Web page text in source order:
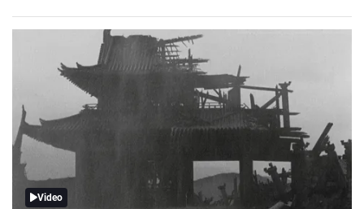
Video